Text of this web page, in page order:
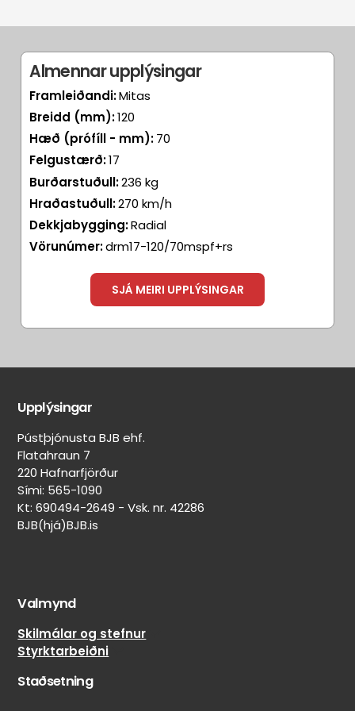
Almennar upplýsingar
Framleiðandi:Mitas
Breidd (mm):120
Hæð (prófíll - mm):70
Felgustærð:17
Burðarstuðull:236 kg
Hraðastuðull:270 km/h
Dekkjabygging:Radial
Vörunúmer:drm17-120/70mspf+rs
SJÁ MEIRI UPPLÝSINGAR
Aðrir
Nei
Aðrar
/
Upplýsingar
Pústþjónusta BJB ehf.
Flatahraun 7
220 Hafnarfjörður
Sími: 565-1090
Kt: 690494-2649 - Vsk. nr. 42286
BJB(hjá)BJB.is
Valmynd
Skilmálar og stefnur
Styrktarbeiðni
Staðsetning